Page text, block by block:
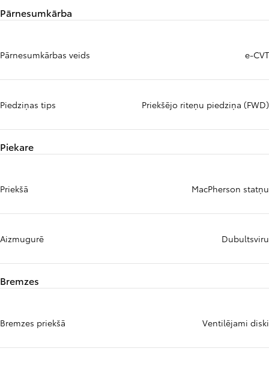
Pārnesumkārba
Pārnesumkārbas veids e-CVT
Piedziņas tips Priekšējo riteņu piedziņa (FWD)
Piekare
Priekšā MacPherson statņu
Aizmugurē Dubultsviru
Bremzes
Bremzes priekšā Ventilējami diski